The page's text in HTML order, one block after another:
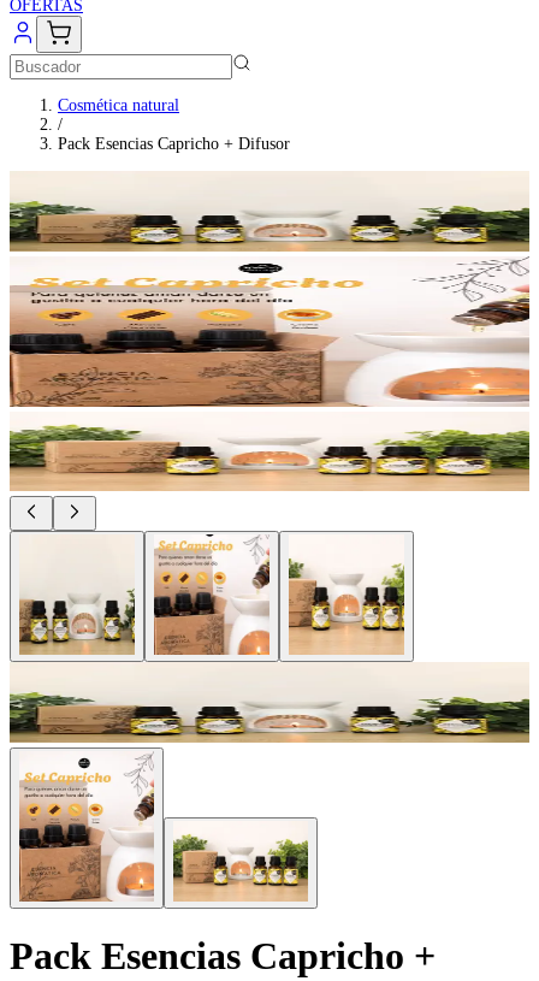
OFERTAS
Cosmética natural
/
Pack Esencias Capricho + Difusor
Pack Esencias Capricho +